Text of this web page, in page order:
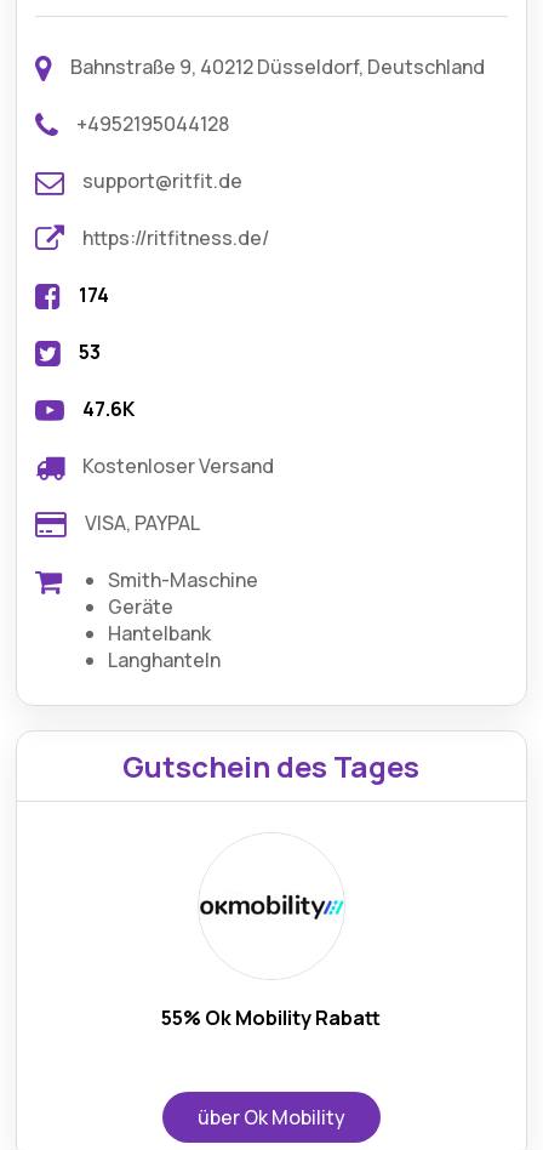
Bahnstraße 9, 40212 Düsseldorf, Deutschland
+4952195044128
support@ritfit.de
https://ritfitness.de/
174
53
47.6K
Kostenloser Versand
VISA, PAYPAL
Smith-Maschine
Geräte
Hantelbank
Langhanteln
Gutschein des Tages
55% Ok Mobility Rabatt
über Ok Mobility